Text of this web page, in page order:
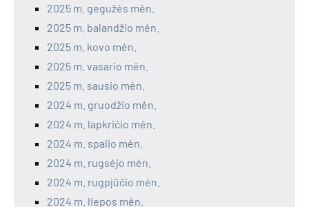
2025 m. gegužės mėn.
2025 m. balandžio mėn.
2025 m. kovo mėn.
2025 m. vasario mėn.
2025 m. sausio mėn.
2024 m. gruodžio mėn.
2024 m. lapkričio mėn.
2024 m. spalio mėn.
2024 m. rugsėjo mėn.
2024 m. rugpjūčio mėn.
2024 m. liepos mėn.